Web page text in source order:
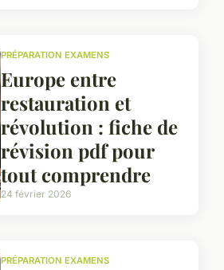
PRÉPARATION EXAMENS
Europe entre
restauration et
révolution : fiche de
révision pdf pour
tout comprendre
24 février 2026
PRÉPARATION EXAMENS